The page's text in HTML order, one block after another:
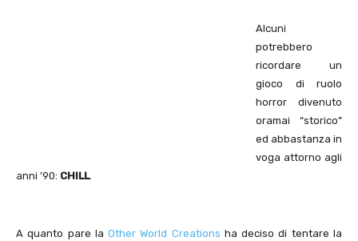
Alcuni
potrebbero
ricordare un
gioco di ruolo
horror divenuto
oramai “storico”
ed abbastanza in
voga attorno agli
anni ’90: CHILL.
A quanto pare laOther World Creations ha deciso di tentare la